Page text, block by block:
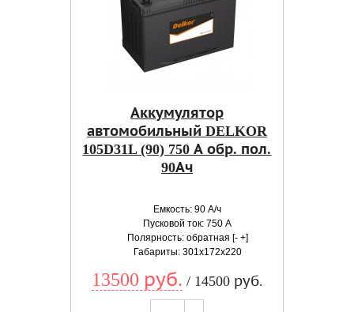
Аккумулятор
автомобильный DELKOR
105D31L (90) 750 А обр. пол.
90Ач
Емкость: 90 А/ч
Пусковой ток: 750 А
Полярность: обратная [- +]
Габариты: 301x172x220
13500 руб. / 14500 руб.